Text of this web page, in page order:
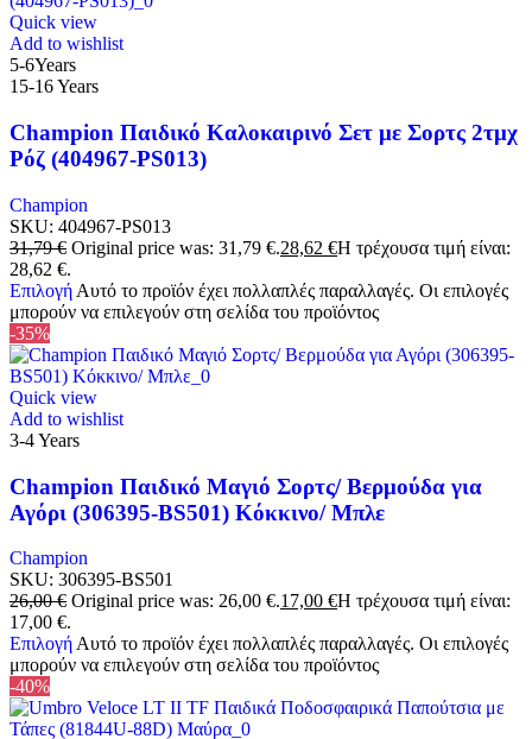
Quick view
Add to wishlist
5-6Years
15-16 Years
Champion Παιδικό Καλοκαιρινό Σετ με Σορτς 2τμχ
Ρόζ (404967-PS013)
Champion
SKU: 404967-PS013
31,79€ Original price was: 31,79 €.28,62 €Η τρέχουσα τιμή είναι:
28,62 €.
Επιλογή Αυτό το προϊόν έχει πολλαπλές παραλλαγές. Οι επιλογές
μπορούν να επιλεγούν στη σελίδα του προϊόντος
-35%
Quick view
Add to wishlist
3-4 Years
Champion Παιδικό Μαγιό Σορτς/ Βερμούδα για
Αγόρι (306395-BS501) Κόκκινο/ Μπλε
Champion
SKU: 306395-BS501
26,00€ Original price was: 26,00 €.17,00 €Η τρέχουσα τιμή είναι:
17,00 €.
Επιλογή Αυτό το προϊόν έχει πολλαπλές παραλλαγές. Οι επιλογές
μπορούν να επιλεγούν στη σελίδα του προϊόντος
-40%